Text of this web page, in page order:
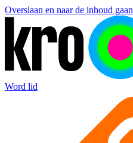
Overslaan en naar de inhoud gaan
Word lid